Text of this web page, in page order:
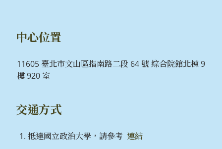
中心位置
11605 臺北市文山區指南路二段 64 號 綜合院館北棟 9
樓 920 室
交通方式
抵達國立政治大學，請參考 連結